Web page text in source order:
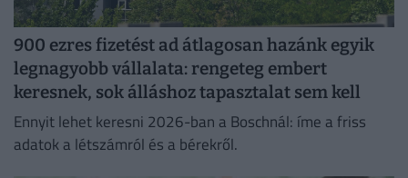
900 ezres fizetést ad átlagosan hazánk egyik
legnagyobb vállalata: rengeteg embert
keresnek, sok álláshoz tapasztalat sem kell
Ennyit lehet keresni 2026-ban a Boschnál: íme a friss
adatok a létszámról és a bérekről.